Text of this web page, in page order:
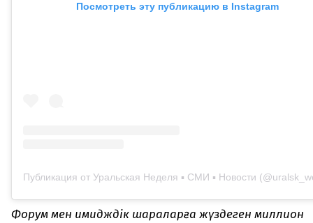
Посмотреть эту публикацию в Instagram
Публикация от Уральская Неделя ▪︎ СМИ ▪︎ Новости
Форум мен имидждік шараларға жүздеген миллион